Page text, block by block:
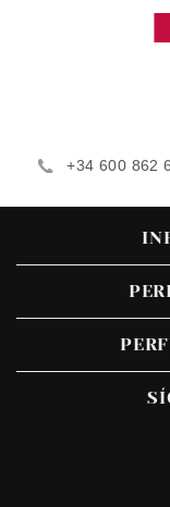
+34 600 862